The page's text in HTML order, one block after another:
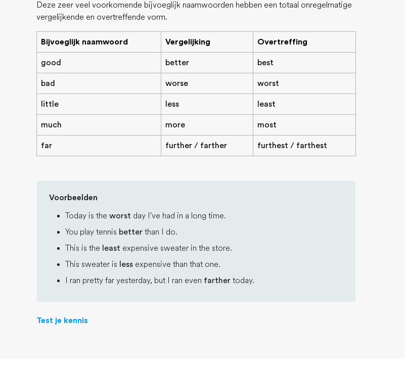
Deze zeer veel voorkomende bijvoeglijk naamwoorden hebben een totaal onregelmatige
vergelijkende en overtreffende vorm.
Bijvoeglijk naamwoord Vergelijking Overtreffing
good better best
bad worse worst
little less least
much more most
far further / farther furthest / farthest
Voorbeelden
Today is the worst day I've had in a long time.
You play tennis better than I do.
This is the least expensive sweater in the store.
This sweater is less expensive than that one.
I ran pretty far yesterday, but I ran even farther today.
Test je kennis